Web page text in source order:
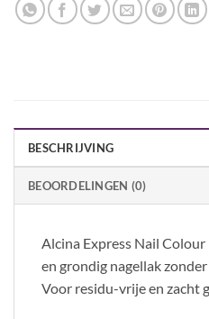
BESCHRIJVING
BEOORDELINGEN (0)
Alcina Express Nail
en grondig nagellak
Voor residu-vrije en zacht